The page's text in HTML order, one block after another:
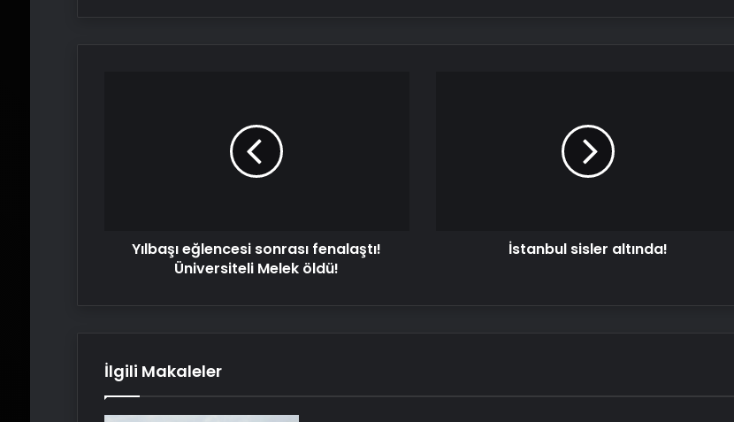
Yılbaşı eğlencesi sonrası fenalaştı!
Üniversiteli Melek öldü!
İstanbul sisler altında!
İlgili Makaleler